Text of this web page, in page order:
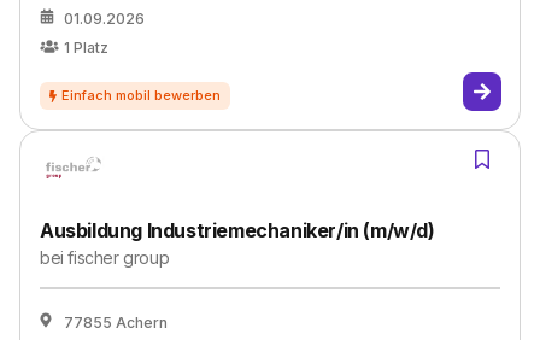
01.09.2026
1 Platz
Ausbildung Industriemechaniker/in (m/w/d)
beifischer group
77855 Achern